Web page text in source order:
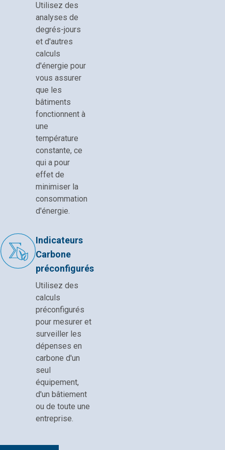
Utilisez des
analyses de
degrés-jours
et d'autres
calculs
d'énergie pour
vous assurer
que les
bâtiments
fonctionnent à
une
température
constante, ce
qui a pour
effet de
minimiser la
consommation
d'énergie.
Indicateurs
Carbone
préconfigurés
Utilisez des
calculs
préconfigurés
pour mesurer et
surveiller les
dépenses en
carbone d'un
seul
équipement,
d'un bâtiement
ou de toute une
entreprise.